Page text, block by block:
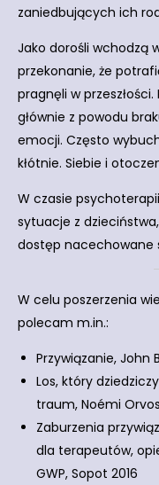
zaniedbujących ich
Jako dorośli wchodzą
przekonanie, że
pragnęli w
głównie z powodu
emocji. Często
kłótnie. Siebie i
W czasie
sytuacje z
dostęp nacechowane
W celu poszerzenia
polecam m.in.:
Przywiązanie, John
Los, który
traum, Noémi
Zaburzenia
dla terapeutów,
GWP, Sopot 2016